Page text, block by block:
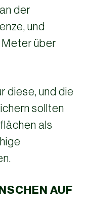
der
und
über
diese, und die
sollten
als
AUF